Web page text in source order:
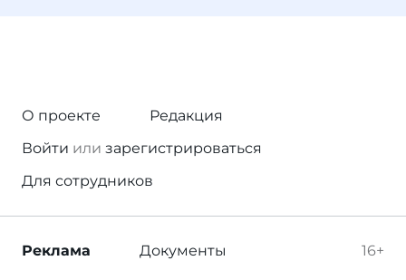
О проекте
Редакция
Войти или зарегистрироваться
Для сотрудников
16+
Реклама Документы